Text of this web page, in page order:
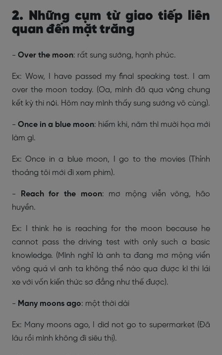
2. Những cụm từ giao tiếp liên
quan đến mặt trăng
- Over the moon: rất sung sướng, hạnh phúc.
Ex: Wow, I have passed my final speaking test. I am
over the moon today. (Oa, mình đã qua vòng chung
kết kỳ thi nói. Hôm nay mình thấy sung sướng vô cùng).
- Once in a blue moon: hiếm khi, năm thì mười họa mới
làm gì.
Ex: Once in a blue moon, I go to the movies (Thỉnh
thoảng tôi mới đi xem phim).
- Reach for the moon: mơ mộng viễn vông, hão
huyền.
Ex: I think he is reaching for the moon because he
cannot pass the driving test with only such a basic
knowledge. (Mình nghĩ là anh ta đang mơ mộng viển
vông quá vì anh ta không thể nào qua được kì thi lái
xe với vốn kiến thức sơ đẳng như thế được).
- Many moons ago: một thời dài
Ex: Many moons ago, I did not go to supermarket (Đã
lâu rồi mình không đi siêu thị).